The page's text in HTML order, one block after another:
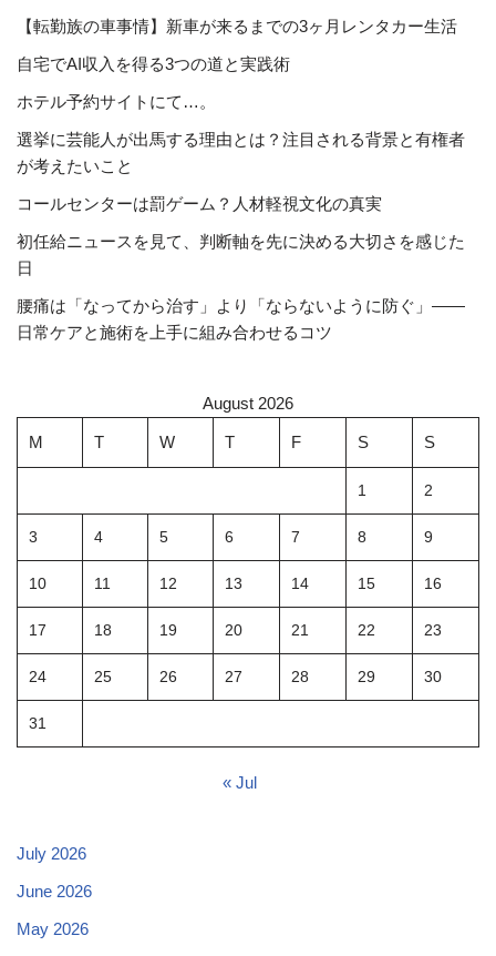
【転勤族の車事情】新車が来るまでの3ヶ月レンタカー生活
自宅でAI収入を得る3つの道と実践術
ホテル予約サイトにて…。
選挙に芸能人が出馬する理由とは？注目される背景と有権者
が考えたいこと
コールセンターは罰ゲーム？人材軽視文化の真実
初任給ニュースを見て、判断軸を先に決める大切さを感じた
日
腰痛は「なってから治す」より「ならないように防ぐ」――
日常ケアと施術を上手に組み合わせるコツ
August 2026
M T W T F S S
1 2
3 4 5 6 7 8 9
10 11 12 13 14 15 16
17 18 19 20 21 22 23
24 25 26 27 28 29 30
31
« Jul
July 2026
June 2026
May 2026